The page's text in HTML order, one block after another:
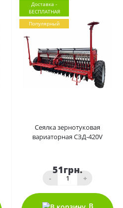
Доставка -
БЕСПЛАТНАЯ
Популярный
Сеялка зернотуковая
вариаторная СЗД-420V
51грн.
- +
В